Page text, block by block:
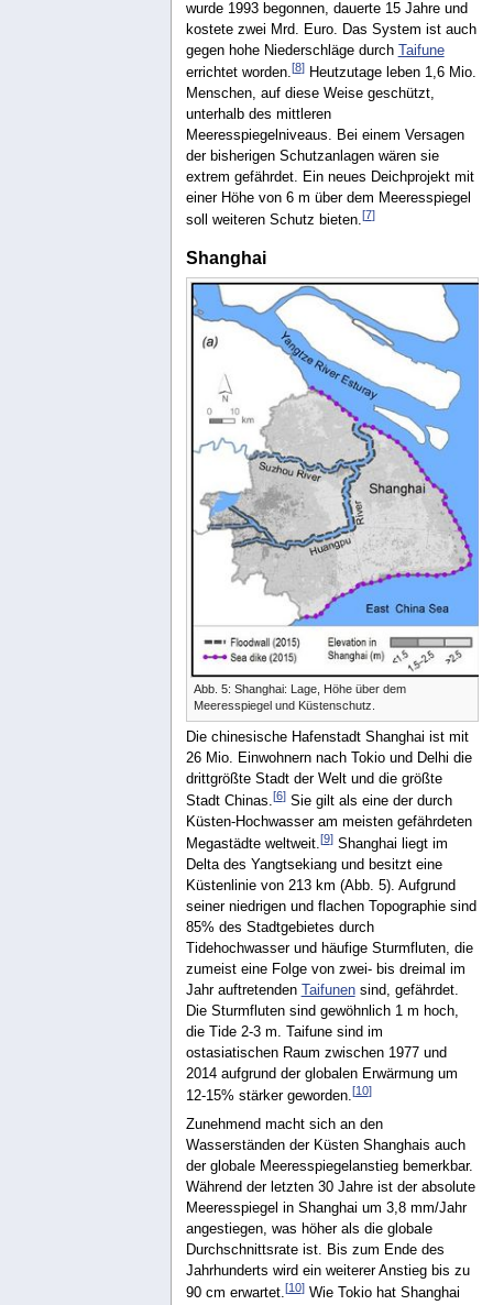
wurde 1993 begonnen, dauerte 15 Jahre und
kostete zwei Mrd. Euro. Das System ist auch
gegen hohe Niederschläge durch
Taifune
errichtet worden.[8]Heutzutage leben 1,6 Mio.
Menschen, auf diese Weise geschützt,
unterhalb des mittleren
Meeresspiegelniveaus. Bei einem Versagen
der bisherigen Schutzanlagen wären sie
extrem gefährdet. Ein neues Deichprojekt mit
einer Höhe von 6 m über dem Meeresspiegel
soll weiteren Schutz bieten.[7]
Shanghai
Abb. 5: Shanghai: Lage, Höhe über dem
Meeresspiegel und Küstenschutz.
Die chinesische Hafenstadt Shanghai ist mit
26 Mio. Einwohnern nach Tokio und Delhi die
drittgrößte Stadt der Welt und die größte
Stadt Chinas.[6]Sie gilt als eine der durch
Küsten-Hochwasser am meisten gefährdeten
Megastädte weltweit.[9]Shanghai liegt im
Delta des Yangtsekiang und besitzt eine
Küstenlinie von 213 km (Abb. 5). Aufgrund
seiner niedrigen und flachen Topographie sind
85% des Stadtgebietes durch
Tidehochwasser und häufige Sturmfluten, die
zumeist eine Folge von zwei- bis dreimal im
Jahr auftretenden
Taifunensind, gefährdet.
Die Sturmfluten sind gewöhnlich 1 m hoch,
die Tide 2-3 m. Taifune sind im
ostasiatischen Raum zwischen 1977 und
2014 aufgrund der globalen Erwärmung um
12-15% stärker geworden.[10]
Zunehmend macht sich an den
Wasserständen der Küsten Shanghais auch
der globale Meeresspiegelanstieg bemerkbar.
Während der letzten 30 Jahre ist der absolute
Meeresspiegel in Shanghai um 3,8 mm/Jahr
angestiegen, was höher als die globale
Durchschnittsrate ist. Bis zum Ende des
Jahrhunderts wird ein weiterer Anstieg bis zu
90 cm erwartet.[10]Wie Tokio hat Shanghai